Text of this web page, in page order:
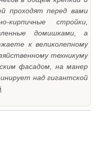
проходят перед вами
кирпичные стройки,
домишками, а
к великолепному
техникуму
фасадом, на манер
над гигантской